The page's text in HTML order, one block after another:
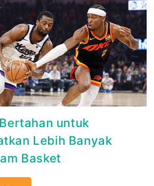
untuk
Lebih Banyak
Basket